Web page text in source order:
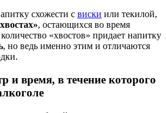
схожести с виски или текилой,
, остающихся во время
«хвостов» придает напитку
, но ведь именно этим и отличаются
и время, в течение которого